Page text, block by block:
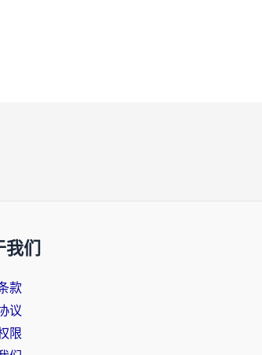
我们
款
议
限